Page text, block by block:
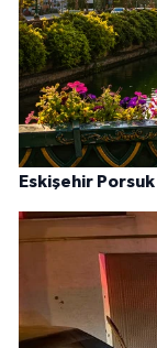
Eskişehir